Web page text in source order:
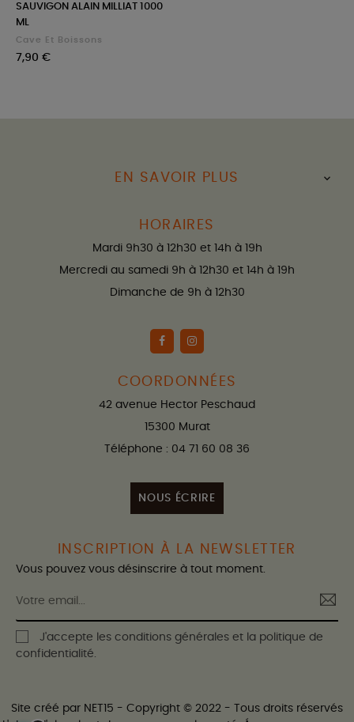
SAUVIGON ALAIN MILLIAT 1000
ML
Cave Et Boissons
Prix
7,90 €
EN SAVOIR PLUS 
HORAIRES
Mardi 9h30 à 12h30 et 14h à 19h
Mercredi au samedi 9h à 12h30 et 14h à 19h
Dimanche de 9h à 12h30
COORDONNÉES
42 avenue Hector Peschaud
15300 Murat
Téléphone : 04 71 60 08 36
NOUS ÉCRIRE
INSCRIPTION À LA NEWSLETTER
Vous pouvez vous désinscrire à tout moment.
J'accepte les conditions générales et la politique de
confidentialité.
Site créé par NET15 - Copyright © 2022 - Tous droits réservés